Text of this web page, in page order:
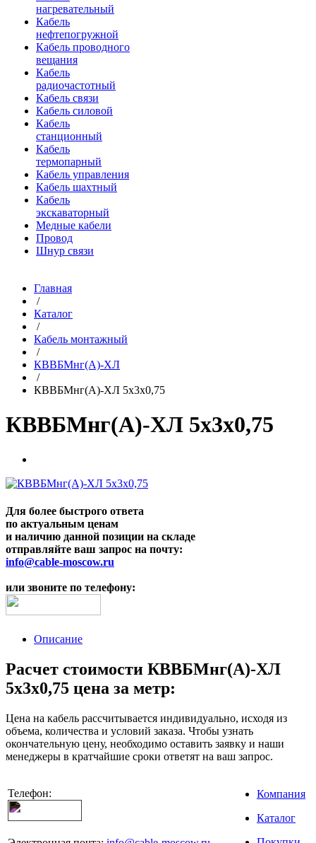
нагревательный
Кабель
нефтепогружной
Кабель проводного
вещания
Кабель
радиочастотный
Кабель связи
Кабель силовой
Кабель
станционный
Кабель
термопарный
Кабель управления
Кабель шахтный
Кабель
экскаваторный
Медные кабели
Провод
Шнур связи
Главная
/
Каталог
/
Кабель монтажный
/
КВВБМнг(A)-ХЛ
/
КВВБМнг(A)-ХЛ 5х3х0,75
КВВБМнг(A)-ХЛ 5х3х0,75
Для более быстрого ответа
по актуальным ценам
и наличию данной позиции на складе
отправляйте ваш запрос на почту:
info@cable-moscow.ru
или звоните по телефону:
Описание
Расчет стоимости КВВБМнг(A)-ХЛ
5х3х0,75 цена за метр:
Цена на кабель рассчитывается индивидуально, исходя из
объема, количества и условий заказа. Чтобы узнать
окончательную цену, необходимо оставить заявку и наши
менеджеры в кратчайшие сроки ответят на ваш запрос.
Телефон:
Компания
Каталог